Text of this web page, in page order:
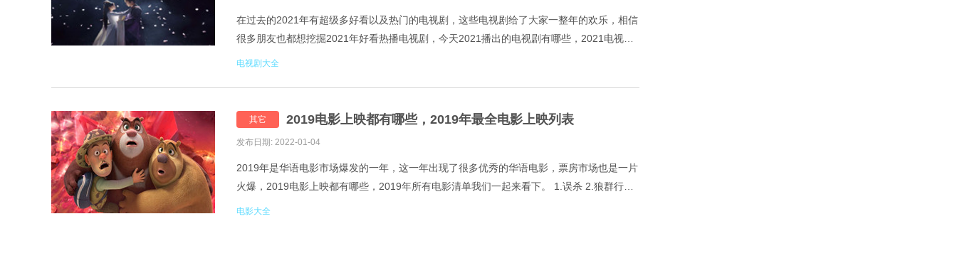
在过去的2021年有超级多好看以及热门的电视剧，这些电视剧给了大家一整年的欢乐，相信
很多朋友也都想挖掘2021年好看热播电视剧，今天2021播出的电视剧有哪些，2021电视剧
大全最新音乐资讯推广网给大家奉上，去寻找你最爱的剧吧。 1.沉睡
电视剧大全
其它 2019电影上映都有哪些，2019年最全电影上映列表
发布日期: 2022-01-04
2019年是华语电影市场爆发的一年，这一年出现了很多优秀的华语电影，票房市场也是一片
火爆，2019电影上映都有哪些，2019年所有电影清单我们一起来看下。 1.误杀 2.狼群行动
3.我和我的祖国 4.致命狙杀 5.最好的我们
电影大全